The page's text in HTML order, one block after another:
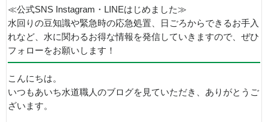
≪公式SNS Instagram・LINEはじめました≫
水回りの豆知識や緊急時の応急処置、日ごろからできるお手入
れなど、水に関わるお得な情報を発信していきますので、ぜひ
フォローをお願いします！
こんにちは。
いつもあいち水道職人のブログを見ていただき、ありがとうご
ざいます。